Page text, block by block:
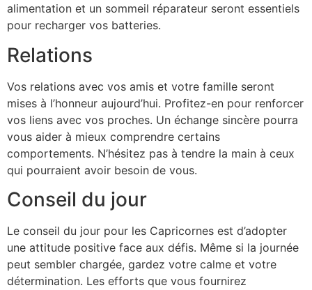
alimentation et un sommeil réparateur seront essentiels
pour recharger vos batteries.
Relations
Vos relations avec vos amis et votre famille seront
mises à l’honneur aujourd’hui. Profitez-en pour renforcer
vos liens avec vos proches. Un échange sincère pourra
vous aider à mieux comprendre certains
comportements. N’hésitez pas à tendre la main à ceux
qui pourraient avoir besoin de vous.
Conseil du jour
Le conseil du jour pour les Capricornes est d’adopter
une attitude positive face aux défis. Même si la journée
peut sembler chargée, gardez votre calme et votre
détermination. Les efforts que vous fournirez